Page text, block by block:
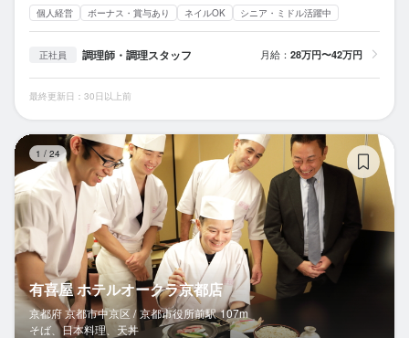
個人経営 ボーナス・賞与あり ネイルOK シニア・ミドル活躍中
正社員 調理師・調理スタッフ 月給： 28万円〜42万円
最終更新日：30日以上前
1 / 24
有喜屋 ホテルオークラ京都店
京都府 京都市中京区 / 京都市役所前駅 107m
そば、日本料理、天丼